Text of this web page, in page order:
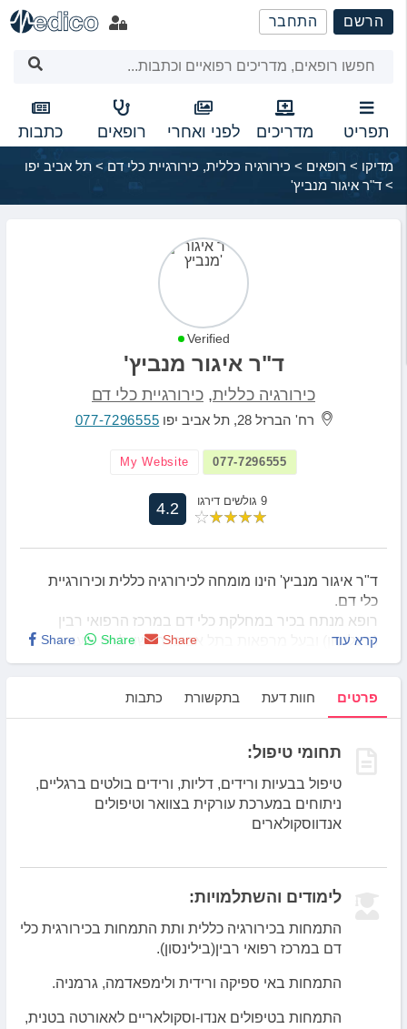
שִׂים
לֵב:
מַעֲרֶכֶת
נָגִישׁ
בִּקְלִיק
הַמְּסַיַּעַת
לִנְגִישׁוּת
הָאֲתָר.
הרשם התחבר
תפריט מדריכים לפני ואחרי רופאים כתבות
מדיקו > רופאים > כירורגיה כללית, כירורגיית כלי דם > תל אביב יפו
> ד"ר איגור מנביץ'
Verified
ד"ר איגור מנביץ'
כירורגיה כללית, כירורגיית כלי דם
רח' הברזל 28, תל אביב יפו 077-7296555
077-7296555
My Website
9 גולשים דירגו 4.2
ד"ר איגור מנביץ' הינו מומחה לכירורגיה כללית וכירורגיית
כלי דם.
רופא מנתח בכיר במחלקת כלי דם במרכז הרפואי רבין
(בינליסון) ובעל מרפאות בתל אביב, ראשון לציון ורעננה.
מרפאות נוספות:
מרכז גירון, ז'בוטינסקי 3, רעננה.
Share Share Share קרא עוד
פרטים חוות דעת בתקשורת כתבות
תחומי טיפול:
טיפול בבעיות ורידים, דליות, ורידים בולטים ברגליים,
ניתוחים במערכת עורקית בצוואר וטיפולים
אנדווסקולארים
לימודים והשתלמויות:
התמחות בכירורגיה כללית ותת התמחות בכירורגית כלי
דם במרכז רפואי רבין(בילינסון).
התמחות באי ספיקה ורידית ולימפאדמה, גרמניה.
התמחות בטיפולים אנדו-וסקולאריים לאאורטה בטנית,